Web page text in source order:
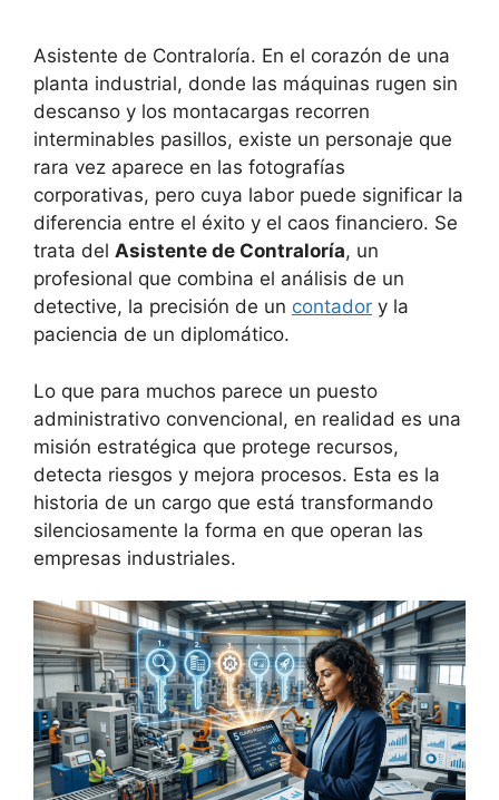
Asistente de Contraloría. En el corazón de una
planta industrial, donde las máquinas rugen sin
descanso y los montacargas recorren
interminables pasillos, existe un personaje que
rara vez aparece en las fotografías
corporativas, pero cuya labor puede significar la
diferencia entre el éxito y el caos financiero. Se
trata del Asistente de Contraloría, un
profesional que combina el análisis de un
detective, la precisión de un contador y la
paciencia de un diplomático.
Lo que para muchos parece un puesto
administrativo convencional, en realidad es una
misión estratégica que protege recursos,
detecta riesgos y mejora procesos. Esta es la
historia de un cargo que está transformando
silenciosamente la forma en que operan las
empresas industriales.